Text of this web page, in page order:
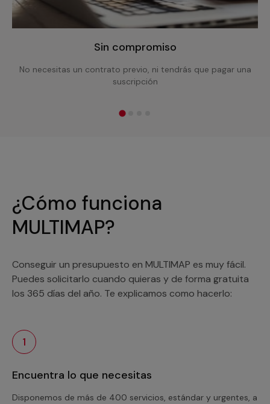
Sin compromiso
No necesitas un contrato previo, ni tendrás que pagar una
suscripción
¿Cómo funciona
MULTIMAP?
Conseguir un presupuesto en MULTIMAP es muy fácil.
Puedes solicitarlo cuando quieras y de forma gratuita
los 365 días del año. Te explicamos como hacerlo:
1
Encuentra lo que necesitas
Disponemos de más de 400 servicios, estándar y urgentes, a